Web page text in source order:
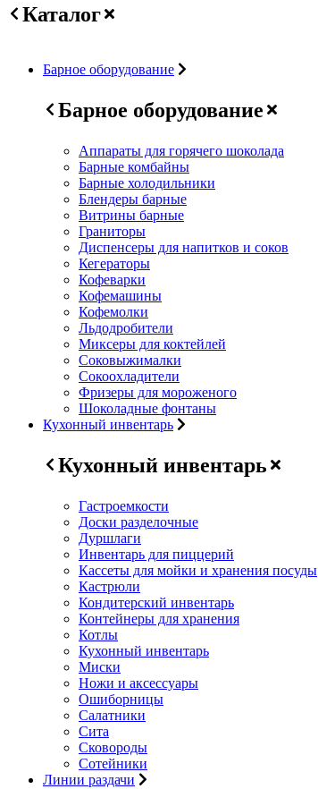
Каталог
Барное оборудование
Барное оборудование
Аппараты для горячего шоколада
Барные комбайны
Барные холодильники
Блендеры барные
Витрины барные
Граниторы
Диспенсеры для напитков и соков
Кегераторы
Кофеварки
Кофемашины
Кофемолки
Льдодробители
Миксеры для коктейлей
Соковыжималки
Сокоохладители
Фризеры для мороженого
Шоколадные фонтаны
Кухонный инвентарь
Кухонный инвентарь
Гастроемкости
Доски разделочные
Дуршлаги
Инвентарь для пиццерий
Кассеты для мойки и хранения посуды
Кастрюли
Кондитерский инвентарь
Контейнеры для хранения
Котлы
Кухонный инвентарь
Миски
Ножи и аксессуары
Ошиборницы
Салатники
Сита
Сковороды
Сотейники
Линии раздачи